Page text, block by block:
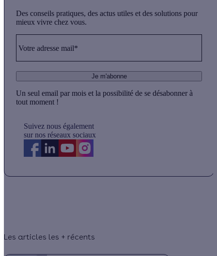
Des conseils pratiques, des actus utiles et des solutions pour
mieux vivre chez vous.
Votre adresse mail*
Je m'abonne
Un seul email par mois et la possibilité de se désabonner à
tout moment !
Suivez nous également
sur nos réseaux sociaux
Les articles les + récents